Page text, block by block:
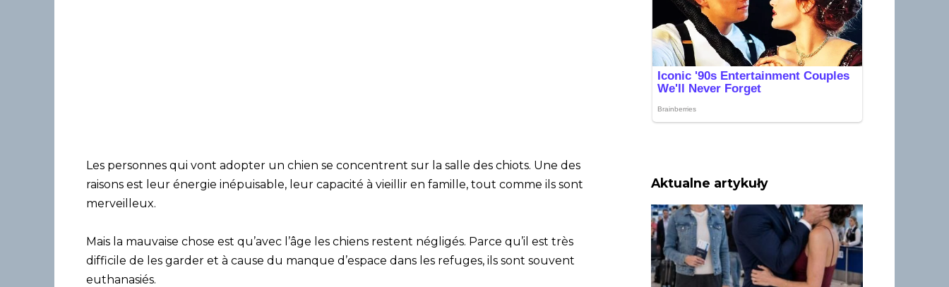
Les personnes qui vont adopter un chien se concentrent sur la salle des chiots. Une des
raisons est leur énergie inépuisable, leur capacité à vieillir en famille, tout comme ils sont
merveilleux.
Mais la mauvaise chose est qu’avec l’âge les chiens restent négligés. Parce qu’il est très
difficile de les garder et à cause du manque d’espace dans les refuges, ils sont souvent
euthanasiés.
Aktualne artykuły